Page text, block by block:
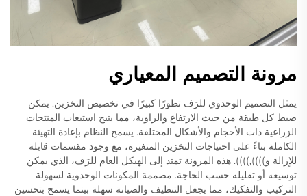
مرونة التصميم المعياري
يمثل التصميم الوحدوي للرَف تطورًا كبيرًا في تخصيص التخزين. يمكن
ضبط كل طبقة من حيث الارتفاع والزاوية، مما يتيح استيعاب المنتجات
الزراعية ذات الأحجام والأشكال المختلفة. يسمح النظام بإعادة التهيئة
الكاملة بناءً على احتياجات التخزين المتغيرة، مع وجود مقسمات قابلة
للإزالة و)))),)))). هذه المرونة تمتد إلى الهيكل العام للرَف، الذي يمكن
توسيعه أو تقليله حسب الحاجة. مصممة المكونات الوحدوية لسهولة
التركيب والتفكيك، مما يجعل التنظيف والصيانة سهلة بينما يسمح بتحسين